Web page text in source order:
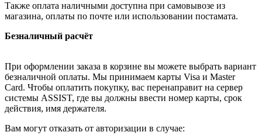
Также оплата наличными доступна при самовывозе из
магазина, оплаты по почте или использовании постамата.
Безналичный расчёт
При оформлении заказа в корзине вы можете выбрать вариант
безналичной оплаты. Мы принимаем карты Visa и Master
Card. Чтобы оплатить покупку, вас перенаправит на сервер
системы ASSIST, где вы должны ввести номер карты, срок
действия, имя держателя.
Вам могут отказать от авторизации в случае: